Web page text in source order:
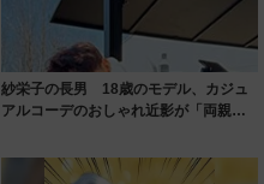
紗栄子の長男 18歳のモデル、カジュ
アルコーデのおしゃれ近影が「両親の